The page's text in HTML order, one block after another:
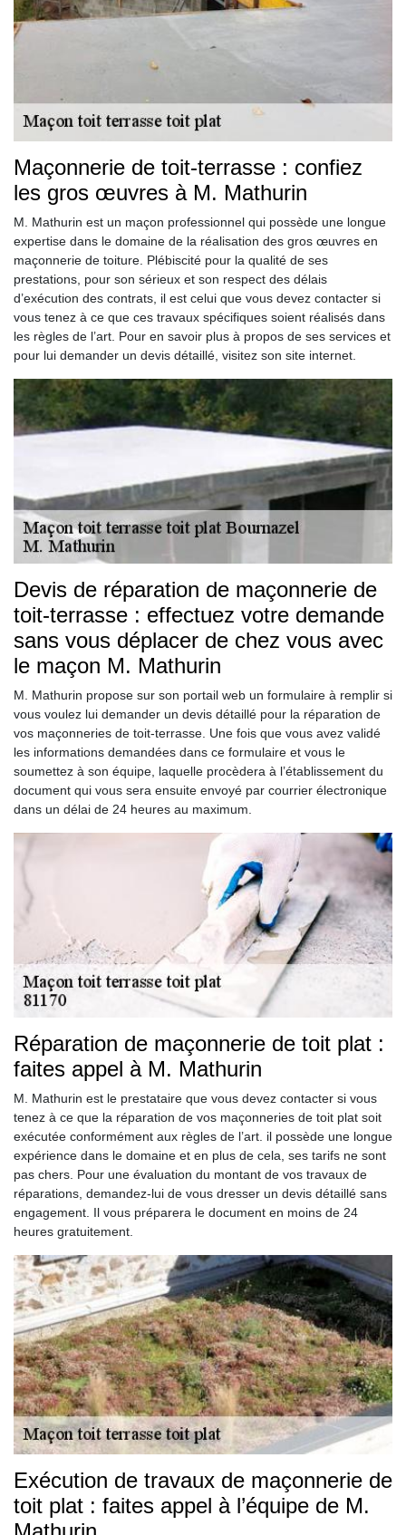
Maçonnerie de toit-terrasse : confiez
les gros œuvres à M. Mathurin
M. Mathurin est un maçon professionnel qui possède une longue
expertise dans le domaine de la réalisation des gros œuvres en
maçonnerie de toiture. Plébiscité pour la qualité de ses
prestations, pour son sérieux et son respect des délais
d’exécution des contrats, il est celui que vous devez contacter si
vous tenez à ce que ces travaux spécifiques soient réalisés dans
les règles de l’art. Pour en savoir plus à propos de ses services et
pour lui demander un devis détaillé, visitez son site internet.
Devis de réparation de maçonnerie de
toit-terrasse : effectuez votre demande
sans vous déplacer de chez vous avec
le maçon M. Mathurin
M. Mathurin propose sur son portail web un formulaire à remplir si
vous voulez lui demander un devis détaillé pour la réparation de
vos maçonneries de toit-terrasse. Une fois que vous avez validé
les informations demandées dans ce formulaire et vous le
soumettez à son équipe, laquelle procèdera à l’établissement du
document qui vous sera ensuite envoyé par courrier électronique
dans un délai de 24 heures au maximum.
Réparation de maçonnerie de toit plat :
faites appel à M. Mathurin
M. Mathurin est le prestataire que vous devez contacter si vous
tenez à ce que la réparation de vos maçonneries de toit plat soit
exécutée conformément aux règles de l’art. il possède une longue
expérience dans le domaine et en plus de cela, ses tarifs ne sont
pas chers. Pour une évaluation du montant de vos travaux de
réparations, demandez-lui de vous dresser un devis détaillé sans
engagement. Il vous préparera le document en moins de 24
heures gratuitement.
Exécution de travaux de maçonnerie de
toit plat : faites appel à l’équipe de M.